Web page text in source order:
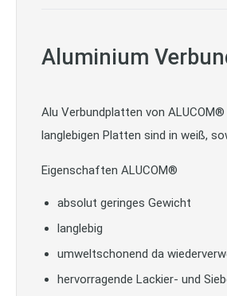
Aluminium
Alu Verbundplatten von
langlebigen Platten sind in weiß,
Eigenschaften ALUCOM®
absolut geringes Gewicht
langlebig
umweltschonend da
hervorragende Lackier- und